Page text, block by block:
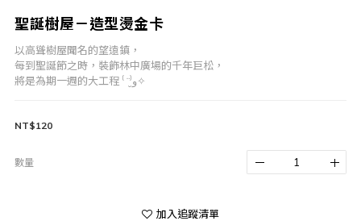
聖誕樹屋－造型燙金卡
以高聳樹屋聞名的望遠鎮，
每到聖誕節之時，裝飾林中廣場的千年巨松，
將是為期一週的大工程 ⁽ ¨̮⁾و✧
NT$120
數量
加入追蹤清單